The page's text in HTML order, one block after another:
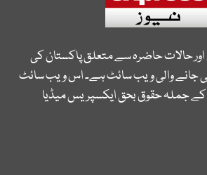
حالات حاضرہ سے متعلق پاکستان کی
جانے والی ویب سائٹ ہے۔ اس ویب سائٹ
کے جملہ حقوق بحق ایکسپریس میڈیا